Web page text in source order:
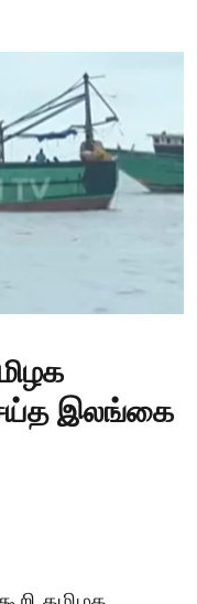
இலங்கை